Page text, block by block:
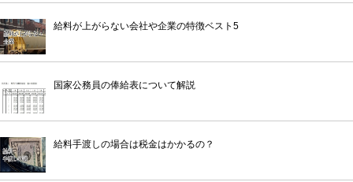
給料が上がらない会社や企業の特徴ベスト5
国家公務員の俸給表について解説
給料手渡しの場合は税金はかかるの？